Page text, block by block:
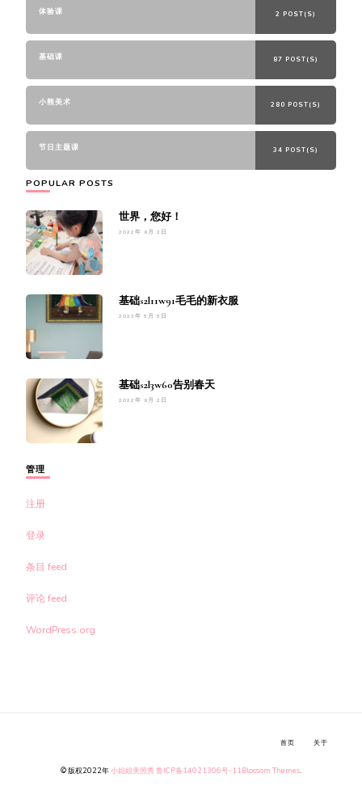
体验课 2 POST(S)
基础课 87 POST(S)
小熊美术 280 POST(S)
节日主题课 34 POST(S)
POPULAR POSTS
世界，您好！
2022年 9月 2日
基础s2l11w91毛毛的新衣服
2023年 5月 5日
基础s2l3w60告别春天
2022年 9月 2日
管理
注册
登录
条目 feed
评论 feed
WordPress.org
© 版权2022年小姐姐美照秀鲁ICP备14021306号-11 Blossom Themes.
首页 关于